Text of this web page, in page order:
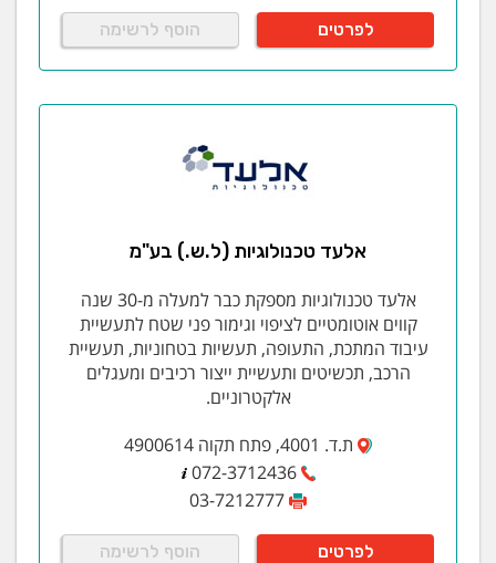
לפרטים הוסף לרשימה
אלעד טכנולוגיות (ל.ש.) בע"מ
אלעד טכנולוגיות מספקת כבר למעלה מ-30 שנה
קווים אוטומטיים לציפוי וגימור פני שטח לתעשיית
עיבוד המתכת, התעופה, תעשיות בטחוניות, תעשיית
הרכב, תכשיטים ותעשיית ייצור רכיבים ומעגלים
אלקטרוניים.
ת.ד. 4001, פתח תקוה 4900614
072-3712436
03-7212777
לפרטים הוסף לרשימה